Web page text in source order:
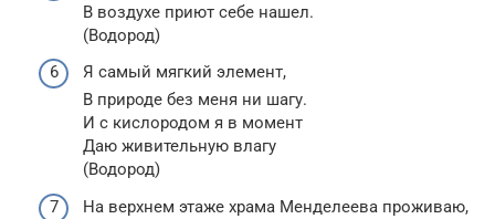
В воздухе приют себе нашел.
(Водород)
Я самый мягкий элемент,
В природе без меня ни шагу.
И с кислородом я в момент
Даю живительную влагу
(Водород)
На верхнем этаже храма Менделеева проживаю,